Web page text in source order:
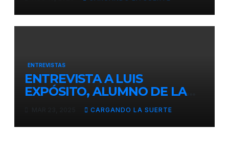
ENTREVISTAS
ENTREVISTA A LUIS
EXPÓSITO, ALUMNO DE LA
ESCUELA TAURINA DE
CIUDAD REAL, ANTE SU
DEBUT EL PRÓXIMO MARTES
CARGANDO LA SUERTE